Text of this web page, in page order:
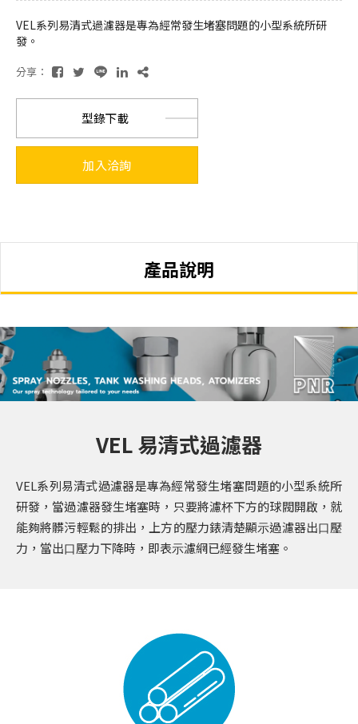
VEL系列易清式過濾器是專為經常發⽣堵塞問題的⼩型系統所研
發。
分享：
型錄下載
加入洽詢
產品說明
VEL 易清式過濾器
VEL系列易清式過濾器是專為經常發⽣堵塞問題的⼩型系統所
研發，當過濾器發⽣堵塞時，只要將濾杯下⽅的球閥開啟，就
能夠將髒污輕鬆的排出，上⽅的壓⼒錶清楚顯⽰過濾器出⼝壓
⼒，當出⼝壓⼒下降時，即表⽰濾網已經發⽣堵塞。